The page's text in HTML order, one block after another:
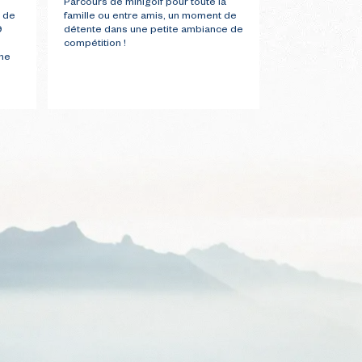
de
Parcours de minigolf pour toute la
famille ou entre amis, un moment de
détente dans une petite ambiance de
compétition !